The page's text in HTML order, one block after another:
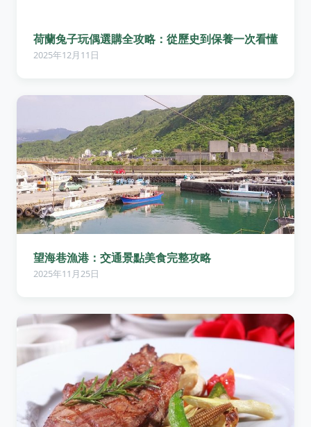
荷蘭兔子玩偶選購全攻略：從歷史到保養一次看懂
2025年12月11日
望海巷漁港：交通景點美食完整攻略
2025年11月25日